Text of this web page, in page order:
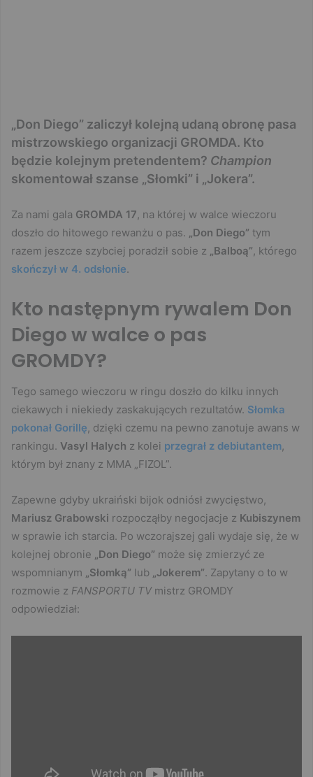
„Don Diego” zaliczył kolejną udaną obronę pasa
mistrzowskiego organizacji GROMDA. Kto
będzie kolejnym pretendentem? Champion
skomentował szanse „Słomki” i „Jokera”.
Za nami gala GROMDA 17, na której w walce wieczoru
doszło do hitowego rewanżu o pas.
„Don Diego” tym
razem jeszcze szybciej poradził sobie z
„Balboą”, którego
skończył w 4. odsłonie.
Kto następnym rywalem Don
Diego w walce o pas
GROMDY?
Tego samego wieczoru w ringu doszło do kilku innych
ciekawych i niekiedy zaskakujących rezultatów. Słomka
pokonał Gorillę, dzięki czemu na pewno zanotuje awans w
rankingu. Vasyl Halych z kolei przegrał z debiutantem,
którym był znany z MMA „FIZOL”.
Zapewne gdyby ukraiński bijok odniósł zwycięstwo,
Mariusz Grabowski rozpocząłby negocjacje z Kubiszynem
w sprawie ich starcia. Po wczorajszej gali wydaje się, że w
kolejnej obronie „Don Diego” może się zmierzyć ze
wspomnianym „Słomką” lub „Jokerem”. Zapytany o to w
rozmowie z FANSPORTU TVmistrz GROMDY
odpowiedział: